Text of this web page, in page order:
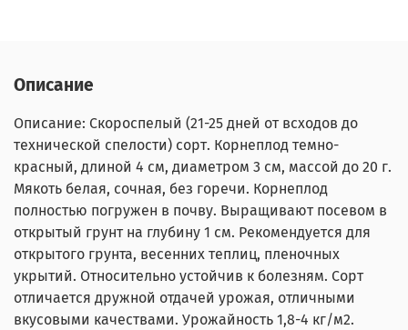
Описание
Описание: Скороспелый (21-25 дней от всходов до
технической спелости) сорт. Корнеплод темно-
красный, длиной 4 см, диаметром 3 см, массой до 20 г.
Мякоть белая, сочная, без горечи. Корнеплод
полностью погружен в почву. Выращивают посевом в
открытый грунт на глубину 1 см. Рекомендуется для
открытого грунта, весенних теплиц, пленочных
укрытий. Относительно устойчив к болезням. Сорт
отличается дружной отдачей урожая, отличными
вкусовыми качествами. Урожайность 1,8-4 кг/м2.